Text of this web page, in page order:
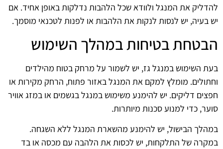
להדליק את המנגל ולוודא שכל הלהבות נדלקות באופן אחיד. אם
יש בעיה, יש לנסות לנקות את הלהבות או לפנות לטכנאי מוסמך.
הבטחת בטיחות במהלך השימוש
בעת השימוש במנגל גז, יש לשמור על מרחק בטוח מהילדים
וחתולים. מומלץ למקם את המנגל באזור פתוח, הרחק מקירות או
חפצים דליקים. יש להימנע משימוש במנגל בגשמים או במזג אוויר
סוער, כדי למנוע סכנות מיותרות.
במהלך הבישול, יש להימנע מהשארת המנגל ללא השגחה.
במקרה של התלקחות, יש לכסות את הלהבה עם מכסה או בד